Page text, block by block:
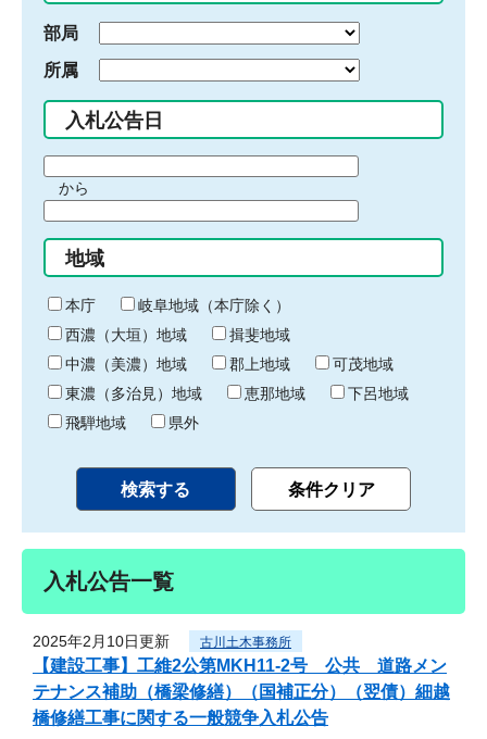
部局
所属
入札公告日
間
始
り
から
間
終
わ
り
地域
本庁
岐阜地域（本庁除く）
西濃（大垣）地域
揖斐地域
中濃（美濃）地域
郡上地域
可茂地域
東濃（多治見）地域
恵那地域
下呂地域
飛騨地域
県外
入札公告一覧
2025年2月10日更新 古川土木事務所
【建設工事】工維2公第MKH11-2号 公共 道路メン
テナンス補助（橋梁修繕）（国補正分）（翌債）細越
橋修繕工事に関する一般競争入札公告